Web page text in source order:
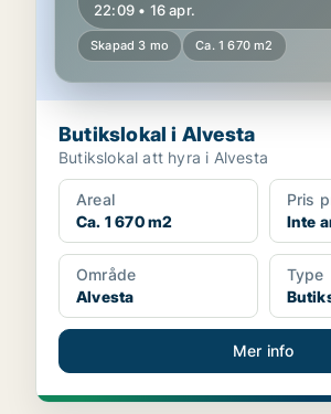
22:09 • 16 apr.
Skapad 3 mo Ca. 1 670 m2
Butikslokal i Alvesta
Butikslokal att hyra i Alvesta
Areal
Ca. 1 670 m2
Pris
Inte
Område
Alvesta
Type
Mer info